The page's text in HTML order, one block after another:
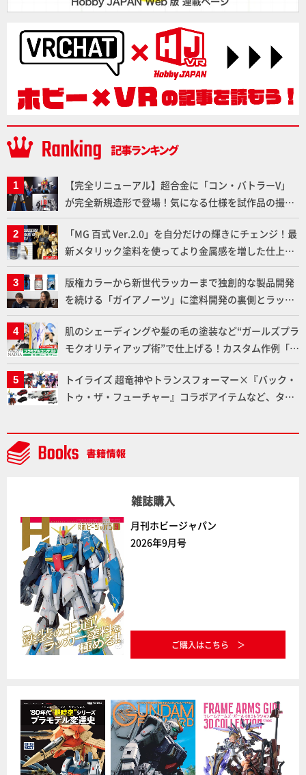
【完全リニューアル】超合金に「コン・バトラーV」
が完全新規造形で登場！気になる仕様を試作品の撮り
下ろしでご紹介!!さらに「大鉄人17」＆「ワンエイ
ト」セット情報もお届け！【超合金の魂】
「MG 百式 Ver.2.0」を自分だけの輝きにチェンジ！最
新メタリック塗料を使ってより金属感を増した仕上が
りに!!【試し読み】
版権カラーから新世代ラッカーまで独創的な製品開発
を続ける「ガイアノーツ」に塗料開発の裏側とラッカ
ー塗料の未来についてインタビュー！
肌のシェーディングや髪の毛の塗装など“ガールズプラ
モクオリティアップ術”で仕上げる！カスタム作例「白
騎士ソフィエラ」が完成！【「アルカナディアプラモ
デルコンテスト」～8月17日（月）11:59まで応募受付
中】
トイライズ 超竜神やトランスフォーマー×『バック・
トゥ・ザ・フューチャー』コラボアイテムなど、タカ
NEWITEM】
雑誌購入
月刊ホビージャパン
2026年9月号
ご購入はこちら